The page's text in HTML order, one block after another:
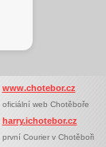
www.chotebor.cz
oficiální web Chotěboře
harry.ichotebor.cz
první Courier v Chotěboři